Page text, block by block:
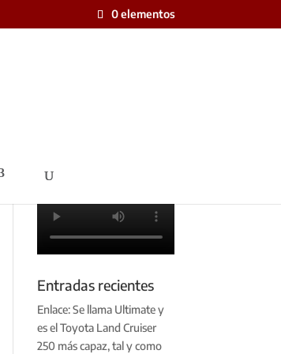
0 elementos
Entradas recientes
Enlace: Se llama Ultimate y
es el Toyota Land Cruiser
250 más capaz, tal y como